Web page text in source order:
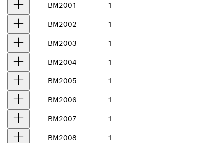
BM2001 1
BM2002 1
BM2003 1
BM2004 1
BM2005 1
BM2006 1
BM2007 1
BM2008 1